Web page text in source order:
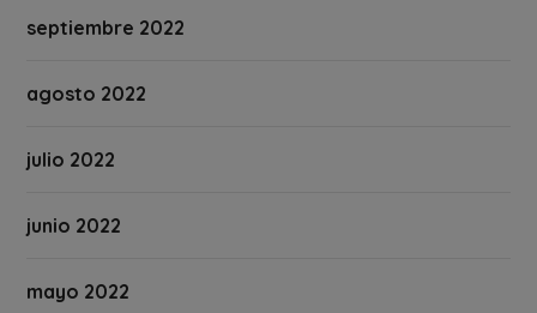
septiembre 2022
agosto 2022
julio 2022
junio 2022
mayo 2022